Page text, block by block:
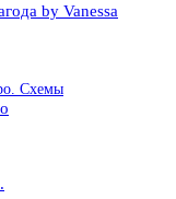
by Vanessa
Схемы